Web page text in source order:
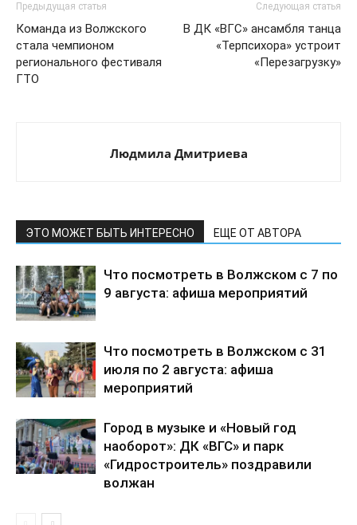
Предыдущая статья
Команда из Волжского
стала чемпионом
регионального фестиваля
ГТО
Следующая статья
В ДК «ВГС» ансамбля танца
«Терпсихора» устроит
«Перезагрузку»
Людмила Дмитриева
ЭТО МОЖЕТ БЫТЬ ИНТЕРЕСНО ЕЩЕ ОТ АВТОРА
Что посмотреть в Волжском с 7 по
9 августа: афиша мероприятий
Что посмотреть в Волжском с 31
июля по 2 августа: афиша
мероприятий
Город в музыке и «Новый год
наоборот»: ДК «ВГС» и парк
«Гидростроитель» поздравили
волжан